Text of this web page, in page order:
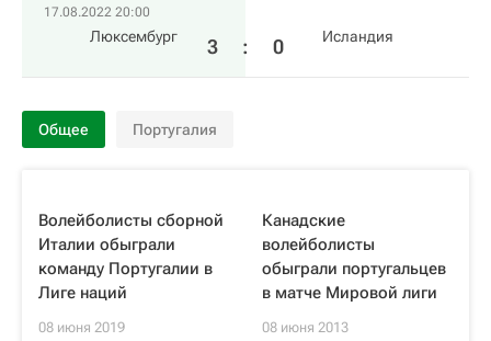
17.08.2022 20:00
Люксембург 3 : 0 Исландия
Общее Португалия
Волейболисты сборной
Италии обыграли
команду Португалии в
Лиге наций
08 июня 2019
Канадские
волейболисты
обыграли португальцев
в матче Мировой лиги
08 июня 2013